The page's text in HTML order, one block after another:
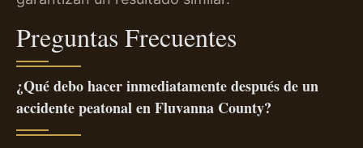
Preguntas Frecuentes
¿Qué debo hacer inmediatamente después de un
accidente peatonal en Fluvanna County?